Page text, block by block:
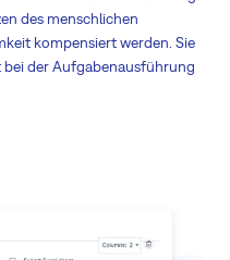
des menschlichen
kompensiert werden. Sie
der Aufgabenausführung